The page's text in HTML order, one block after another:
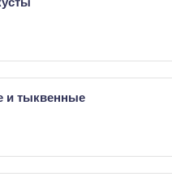
и тыквенные